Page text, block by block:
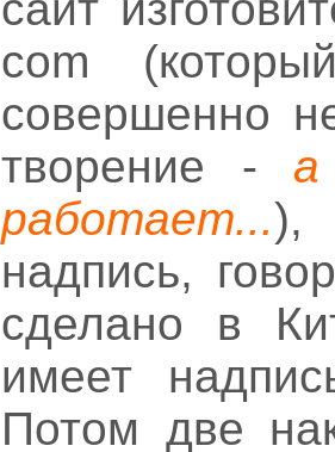
com
совершенно
творение -
работает...),
надпись,
сделано в
имеет
Потом две